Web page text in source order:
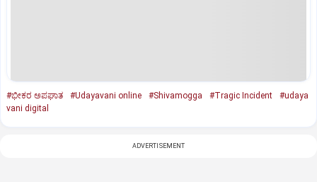
#ಭೀಕರ ಅಪಘಾತ #Udayavani online #Shivamogga #Tragic Incident
#udaya
vani digital
ADVERTISEMENT